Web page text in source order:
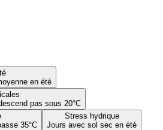
en été
pas sous 20°C
35°C
Stress hydrique
Jours avec sol sec en été